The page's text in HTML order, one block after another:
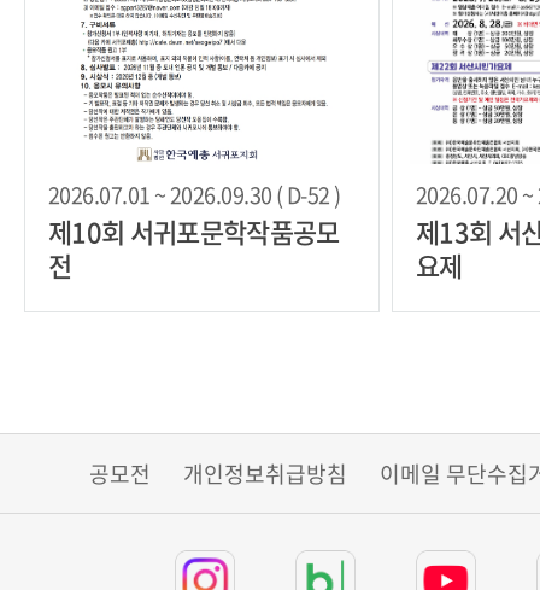
2026.07.01 ~ 2026.09.30 ( D-52 )
제10회 서귀포문학작품공모
전
2026.07.20 ~
제13회 서
요제
공모전 개인정보취급방침 이메일 무단수집